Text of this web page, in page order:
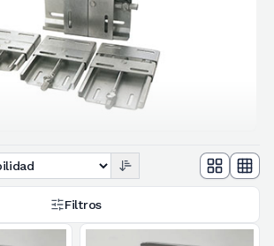
Filtros